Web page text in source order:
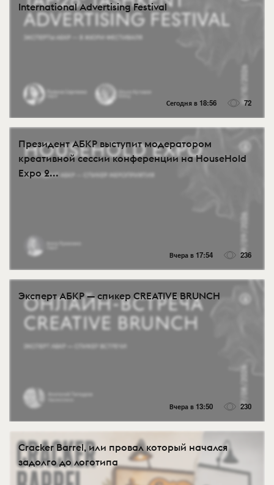
International Advertising Festival
Сегодня в 18:56 72
Президент АБКР выступит модератором
креативной сессии конференции на HouseHold
Expo 2...
Вчера в 17:54 236
Эксперт АБКР — спикер CREATIVE BRUNCH
Вчера в 13:50 230
Cracker Barrel, или провал который начался
задолго до логотипа